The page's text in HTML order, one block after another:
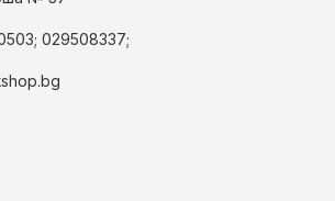
029508337;